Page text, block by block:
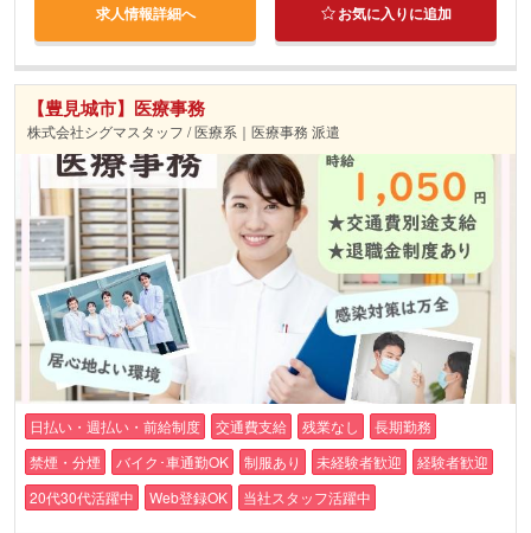
求人情報詳細へ お気に入りに追加
【豊見城市】医療事務
株式会社シグマスタッフ / 医療系｜医療事務 派遣
日払い・週払い・前給制度 交通費支給 残業なし
長期勤務
禁煙・分煙
バイク･車通勤OK 制服あり 未経験者歓迎
経験者歓迎
20代30代活躍中
Web登録OK 当社スタッフ活躍中